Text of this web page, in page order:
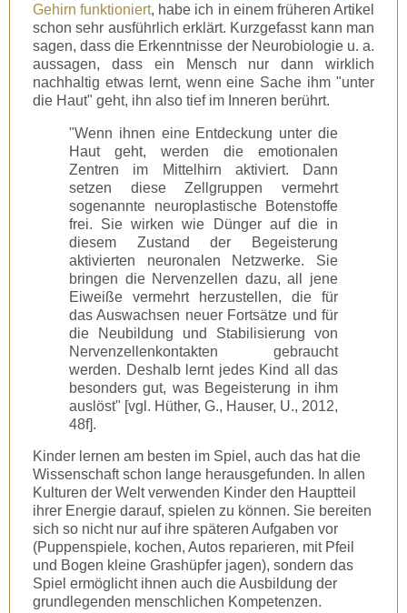
Gehirn funktioniert, habe ich in einem früheren Artikel
schon sehr ausführlich erklärt. Kurzgefasst kann man
sagen, dass die Erkenntnisse der Neurobiologie u. a.
aussagen, dass ein Mensch nur dann wirklich
nachhaltig etwas lernt, wenn eine Sache ihm "unter
die Haut" geht, ihn also tief im Inneren berührt.
"Wenn ihnen eine Entdeckung unter die
Haut geht, werden die emotionalen
Zentren im Mittelhirn aktiviert. Dann
setzen diese Zellgruppen vermehrt
sogenannte neuroplastische Botenstoffe
frei. Sie wirken wie Dünger auf die in
diesem Zustand der Begeisterung
aktivierten neuronalen Netzwerke. Sie
bringen die Nervenzellen dazu, all jene
Eiweiße vermehrt herzustellen, die für
das Auswachsen neuer Fortsätze und für
die Neubildung und Stabilisierung von
Nervenzellenkontakten gebraucht
werden. Deshalb lernt jedes Kind all das
besonders gut, was Begeisterung in ihm
auslöst" [vgl. Hüther, G., Hauser, U., 2012,
48f].
Kinder lernen am besten im Spiel, auch das hat die
Wissenschaft schon lange herausgefunden. In allen
Kulturen der Welt verwenden Kinder den Hauptteil
ihrer Energie darauf, spielen zu können. Sie bereiten
sich so nicht nur auf ihre späteren Aufgaben vor
(Puppenspiele, kochen, Autos reparieren, mit Pfeil
und Bogen kleine Grashüpfer jagen), sondern das
Spiel ermöglicht ihnen auch die Ausbildung der
grundlegenden menschlichen Kompetenzen.